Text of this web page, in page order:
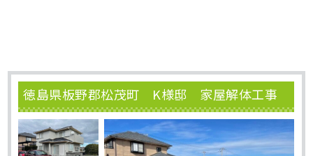
徳島県板野郡松茂町 K様邸 家屋解体工事